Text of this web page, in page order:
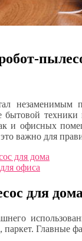
техники
и офисных
важно для
для дома
офиса
для дома
паркет. Главные